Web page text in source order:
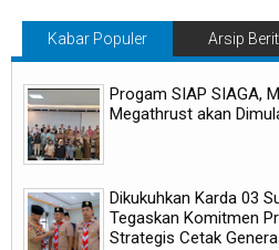
Kabar Populer Arsip
Progam SIAP SIAGA,
Megathrust akan
Dikukuhkan Karda 03
Tegaskan Komitmen
Strategis Cetak